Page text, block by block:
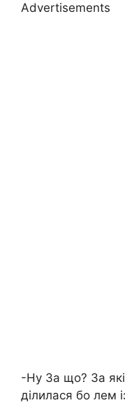
Advertisements
-Ну За що? За
ділилася бо лем